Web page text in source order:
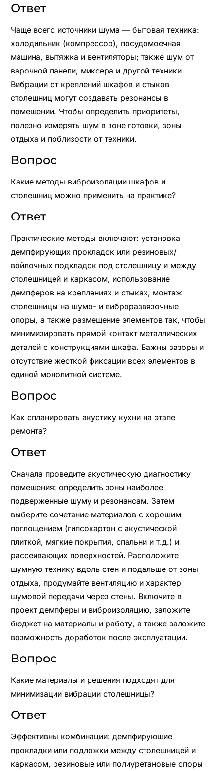
Ответ
Чаще всего источники шума — бытовая техника:
холодильник (компрессор), посудомоечная
машина, вытяжка и вентиляторы; также шум от
варочной панели, миксера и другой техники.
Вибрации от креплений шкафов и стыков
столешниц могут создавать резонансы в
помещении. Чтобы определить приоритеты,
полезно измерять шум в зоне готовки, зоны
отдыха и поблизости от техники.
Вопрос
Какие методы виброизоляции шкафов и
столешниц можно применить на практике?
Ответ
Практические методы включают: установка
демпфирующих прокладок или резиновых/
войлочных подкладок под столешницу и между
столешницей и каркасом, использование
демпферов на креплениях и стыках, монтаж
столешницы на шумо- и виброразвязочные
опоры, а также размещение элементов так, чтобы
минимизировать прямой контакт металлических
деталей с конструкциями шкафа. Важны зазоры и
отсутствие жесткой фиксации всех элементов в
единой монолитной системе.
Вопрос
Как спланировать акустику кухни на этапе
ремонта?
Ответ
Сначала проведите акустическую диагностику
помещения: определить зоны наиболее
подверженные шуму и резонансам. Затем
выберите сочетание материалов с хорошим
поглощением (гипсокартон с акустической
плиткой, мягкие покрытия, спальни и т.д.) и
рассеивающих поверхностей. Расположите
шумную технику вдоль стен и подальше от зоны
отдыха, продумайте вентиляцию и характер
шумовой передачи через стены. Включите в
проект демпферы и виброизоляцию, заложите
бюджет на материалы и работу, а также заложите
возможность доработок после эксплуатации.
Вопрос
Какие материалы и решения подходят для
минимизации вибрации столешницы?
Ответ
Эффективны комбинации: демпфирующие
прокладки или подложки между столешницей и
каркасом, резиновые или полиуретановые опоры